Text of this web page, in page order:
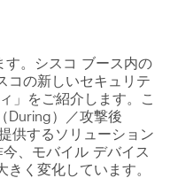
す。シスコ ブース内の
コの新しいセキュリテ
」をご紹介します。こ
During）／攻撃後
供するソリューション
、モバイル デバイス
く変化しています。